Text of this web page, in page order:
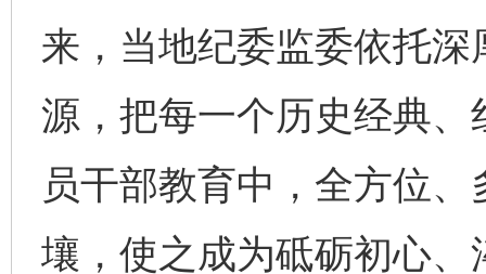
来，当地纪委监委依托
源，把每一个历史经典
员干部教育中，全方位
壤，使之成为砥砺初心